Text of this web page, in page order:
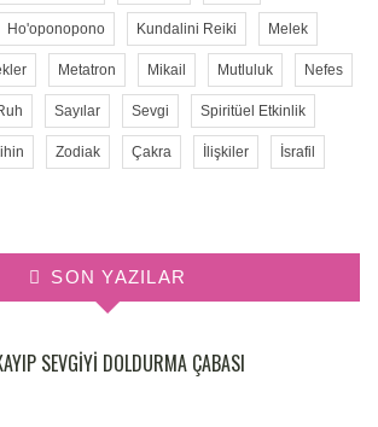
Ho'oponopono Kundalini Reiki Melek
Metatron Mikail Mutluluk Nefes
Sayılar Sevgi Spiritüel Etkinlik
Zodiak Çakra İlişkiler İsrafil
SON YAZILAR
SEVGIYI DOLDURMA ÇABASI